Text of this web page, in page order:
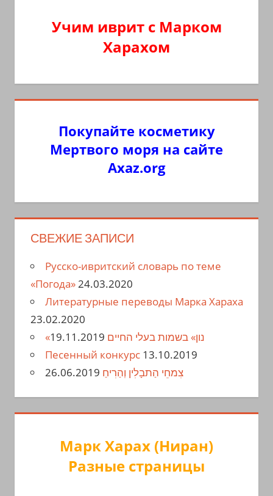
Учим иврит с Марком
Харахом
Покупайте косметику
Мертвого моря на сайте
Axaz.org
СВЕЖИЕ ЗАПИСИ
Русско-ивритский словарь по теме
«Погода»24.03.2020
Литературные переводы Марка Хараха
23.02.2020
«נון» בשמות בעלי החיים 19.11.2019
Песенный конкурс 13.10.2019
צִמחֵי הַתבָלִין וְהַרִיחַ 26.06.2019
Марк Харах (Ниран)
Разные страницы